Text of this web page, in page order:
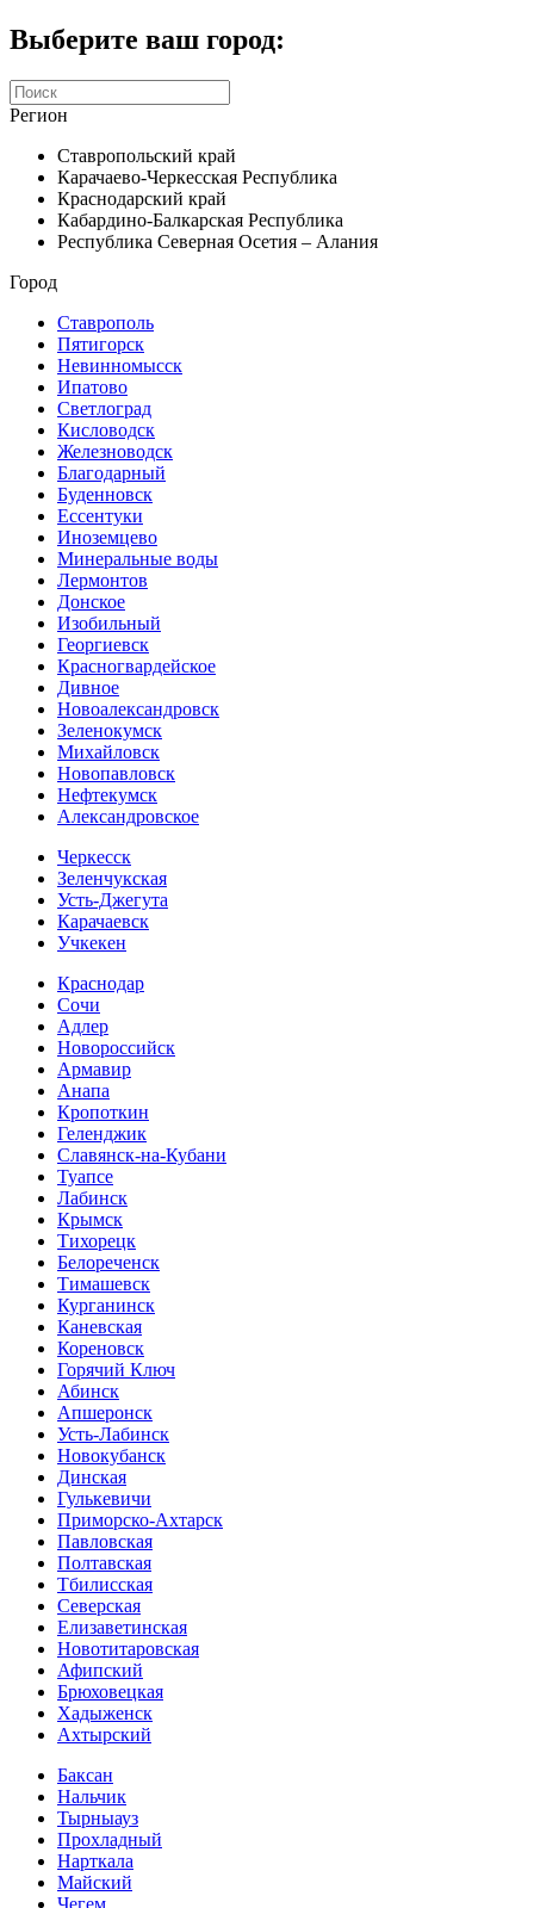
Выберите ваш город:
Регион
Ставропольский край
Карачаево-Черкесская Республика
Краснодарский край
Кабардино-Балкарская Республика
Республика Северная Осетия – Алания
Город
Ставрополь
Пятигорск
Невинномысск
Ипатово
Светлоград
Кисловодск
Железноводск
Благодарный
Буденновск
Ессентуки
Иноземцево
Минеральные воды
Лермонтов
Донское
Изобильный
Георгиевск
Красногвардейское
Дивное
Новоалександровск
Зеленокумск
Михайловск
Новопавловск
Нефтекумск
Александровское
Черкесск
Зеленчукская
Усть-Джегута
Карачаевск
Учкекен
Краснодар
Сочи
Адлер
Новороссийск
Армавир
Анапа
Кропоткин
Геленджик
Славянск-на-Кубани
Туапсе
Лабинск
Крымск
Тихорецк
Белореченск
Тимашевск
Курганинск
Каневская
Кореновск
Горячий Ключ
Абинск
Апшеронск
Усть-Лабинск
Новокубанск
Динская
Гулькевичи
Приморско-Ахтарск
Павловская
Полтавская
Тбилисская
Северская
Елизаветинская
Новотитаровская
Афипский
Брюховецкая
Хадыженск
Ахтырский
Баксан
Нальчик
Тырныауз
Прохладный
Нарткала
Майский
Чегем